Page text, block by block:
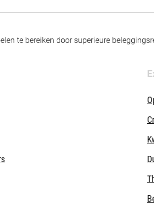
te bereiken door superieure